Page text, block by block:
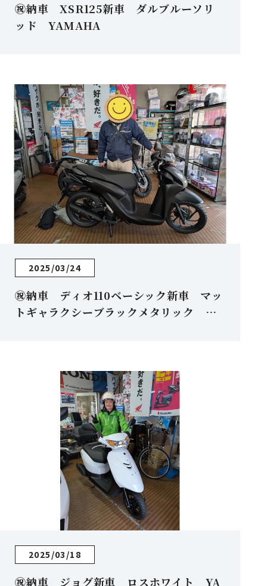
㊗納車 XSR125新車 ダルブルーソリ
ッド YAMAHA
2025/03/24
㊗納車 ディオ110ベーシック新車 マッ
トギャラクシーブラックメタリック HO
2025/03/18
㊗納車 ジョグ新車 ロスホワイト YA